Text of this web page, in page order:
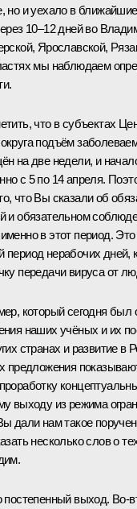
но и уехало в
10–12 дней во
Ярославской,
мы наблюдаем
что в субъектах
подъём
на две недели, и
с 5 по 14 апреля.
что Вы сказали об
и обязательном
в этот период. Это
период нерабочих
передачи вируса от
который сегодня был
наших учёных и их
странах и развитие в
предложения
выходу из режима
дали нам такое
несколько слов о
постепенный выход. Во-